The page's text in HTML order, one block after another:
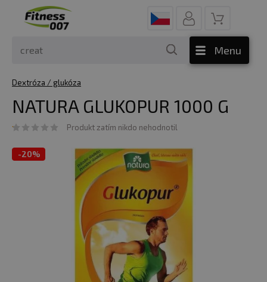
Menu
Dextróza / glukóza
NATURA GLUKOPUR 1000 G
Produkt zatím nikdo nehodnotil
-20%